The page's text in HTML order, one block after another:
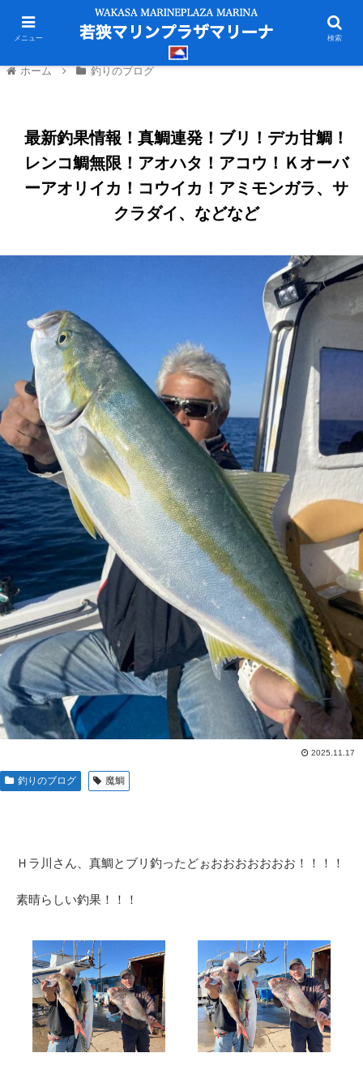
ホーム 釣りのブログ
最新釣果情報！真鯛連発！ブリ！デカ甘鯛！
レンコ鯛無限！アオハタ！アコウ！Ｋオーバ
ーアオリイカ！コウイカ！アミモンガラ、サ
クラダイ、などなど
2025.11.17
釣りのブログ 魔鯛
Ｈラ川さん、真鯛とブリ釣ったどぉおおおおおおお！！！！
素晴らしい釣果！！！
メニュー 検索